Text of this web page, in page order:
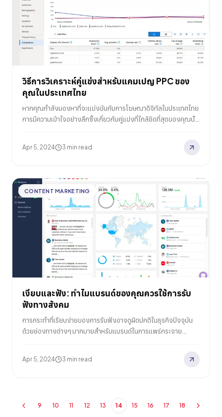
แบบไทย ๆ ที่เรียกว่า “ใจเย็น” ในสถานการณ์ที่เปลี่ยนแปลงไป แต่
ภายใต้ปฏิกิริยาเบื้องผิวเหล่านี้ มีคำถามหลักที่นักโฆษณาทุกคนต้อง
เผชิญ นั่นคือ ในยุคแห่งระบบอัตโนมัติที่อิ่มตัว…
วิธีการวิเคราะห์คู่แข่งสำหรับแคมเปญ PPC ของ
คุณในประเทศไทย
หากคุณกำลังมองหาที่จะแข่งขันกับการโฆษณาดิจิทัลในประเทศไทย
การมีความเข้าใจอย่างลึกซึ้งเกี่ยวกับคู่แข่งที่ใกล้ชิดที่สุดของคุณนั้น
ประสิทธิภาพแคมเปญการคลิกตามการจ่ายเงิน (PPC) อย่างไร
อื่น ๆ ในตลาดของคุณอย่างแข็งขัน? นั่นคือขั้นตอนแรกสู่การสร้าง
โฆษณาที่ชาญฉลาดและรบกวนมากขึ้นของคุณเอง ด้วยการ
แยกแยะว่าคู่แข่งของคุณกำลังลงทุนที่ไหน ช่องทางใดที่ขับเคลื่อน
การเติบโตของพวกเขา และกลยุทธ์การกำหนดเป้าหมายผู้ชมแบบใด
ที่พวกเขานำมาใช้ คุณสามารถระบุโอกาสที่มีศักยภาพในการเอาชนะ
พวกเขาได้ แน่นอน การดำเนินการวิเคราะห์คู่แข่งอย่างละเอียดถี่ถ้วน
Apr 5, 2024 3 min read
CONTENT MARKETING
เงียบและฟัง: ทำไมแบรนด์ของคุณควรใช้การรับ
ฟังทางสังคม
การกระทำที่เรียบง่ายของการรับฟังอาจดูผิดปกติในธุรกิจปัจจุบัน
ด้วยช่องทางต่างๆ มากมายสำหรับแบรนด์ในการแพร่กระจาย
ว่าแบรนด์ที่ฉลาดที่สุดได้เริ่มพลิกโฉมพลวัตนั้นแล้ว? การลงทุนใน
สัมพันธ์ที่ลึกซึ้ง ลดความเสี่ยงที่อาจเกิดขึ้น และแม้แต่ค้นพบข้อมูล
เชิงลึกเกี่ยวกับผลิตภัณฑ์และการตลาดที่เปลี่ยนแปลงไปได้อย่างไร?
Apr 5, 2024 3 min read
9 10 11 12 13 14 15 16 17 18